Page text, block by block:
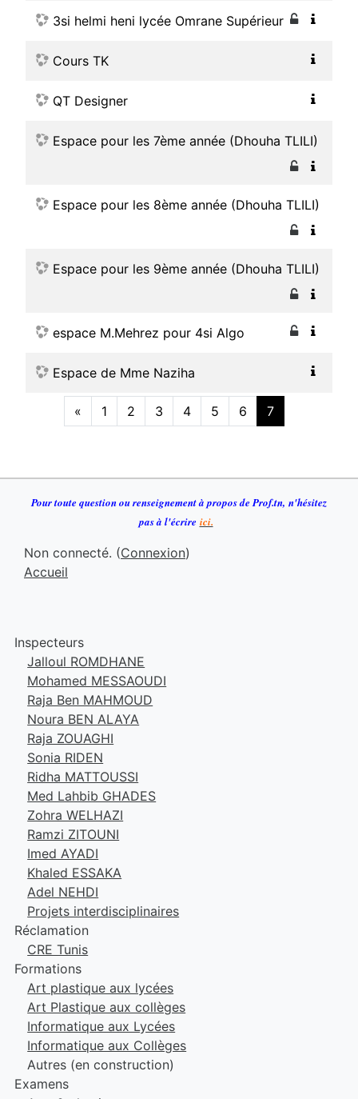
3si helmi heni lycée Omrane Supérieur
Cours TK
QT Designer
Espace pour les 7ème année (Dhouha TLILI)
Espace pour les 8ème année (Dhouha TLILI)
Espace pour les 9ème année (Dhouha TLILI)
espace M.Mehrez pour 4si Algo
Espace de Mme Naziha
«
Précédent
1 2 3 4 5 6
7
(actuel)
Pour toute question ou renseignement à propos de Prof.tn, n'hésitez
pas à l'écrire ici.
Non connecté. (Connexion)
Accueil
Inspecteurs
Jalloul ROMDHANE
Mohamed MESSAOUDI
Raja Ben MAHMOUD
Noura BEN ALAYA
Raja ZOUAGHI
Sonia RIDEN
Ridha MATTOUSSI
Med Lahbib GHADES
Zohra WELHAZI
Ramzi ZITOUNI
Imed AYADI
Khaled ESSAKA
Adel NEHDI
Projets interdisciplinaires
Réclamation
CRE Tunis
Formations
Art plastique aux lycées
Art Plastique aux collèges
Informatique aux Lycées
Informatique aux Collèges
Autres (en construction)
Examens